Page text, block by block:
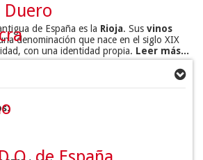
de España es la Rioja. Sus vinos
denominación que nace en el siglo XIX
con una identidad propia. Leer más...
Duero